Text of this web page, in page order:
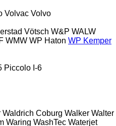
Volvac Volvo
Vötsch W&P WALW
WMW WP Haton WP Kemper
Piccolo I-6
Waldrich Coburg Walker Walter
Waring WashTec Waterjet